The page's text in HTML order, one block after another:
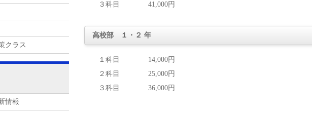
３科目 41,000円
高校部 １・２ 年
１科目 14,000円
２科目 25,000円
３科目 36,000円
クラス
情報